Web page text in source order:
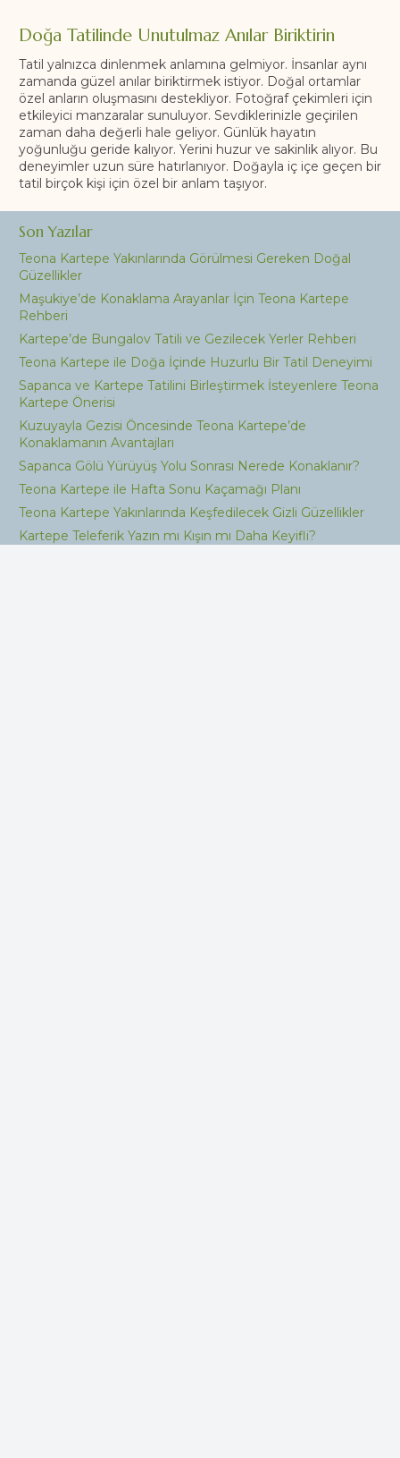
Doğa Tatilinde Unutulmaz Anılar Biriktirin
Tatil yalnızca dinlenmek anlamına gelmiyor. İnsanlar aynı
zamanda güzel anılar biriktirmek istiyor. Doğal ortamlar
özel anların oluşmasını destekliyor. Fotoğraf çekimleri için
etkileyici manzaralar sunuluyor. Sevdiklerinizle geçirilen
zaman daha değerli hale geliyor. Günlük hayatın
yoğunluğu geride kalıyor. Yerini huzur ve sakinlik alıyor. Bu
deneyimler uzun süre hatırlanıyor. Doğayla iç içe geçen bir
tatil birçok kişi için özel bir anlam taşıyor.
Son Yazılar
Teona Kartepe Yakınlarında Görülmesi Gereken Doğal
Güzellikler
Maşukiye’de Konaklama Arayanlar İçin Teona Kartepe
Rehberi
Kartepe’de Bungalov Tatili ve Gezilecek Yerler Rehberi
Teona Kartepe ile Doğa İçinde Huzurlu Bir Tatil Deneyimi
Sapanca ve Kartepe Tatilini Birleştirmek İsteyenlere Teona
Kartepe Önerisi
Kuzuyayla Gezisi Öncesinde Teona Kartepe’de
Konaklamanın Avantajları
Sapanca Gölü Yürüyüş Yolu Sonrası Nerede Konaklanır?
Teona Kartepe ile Hafta Sonu Kaçamağı Planı
Teona Kartepe Yakınlarında Keşfedilecek Gizli Güzellikler
Kartepe Teleferik Yazın mı Kışın mı Daha Keyifli?